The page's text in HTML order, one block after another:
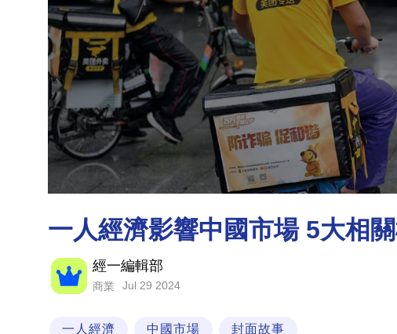
一人經濟影響中國市場 5大相
經一編輯部
商業 Jul 29 2024
一人經濟 中國市場 封面故事